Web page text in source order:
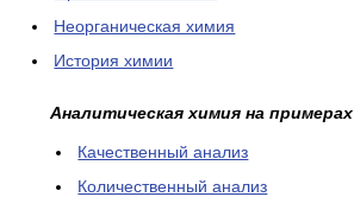
Неорганическая химия
История химии
Аналитическая химия на примерах
Качественный анализ
Количественный анализ